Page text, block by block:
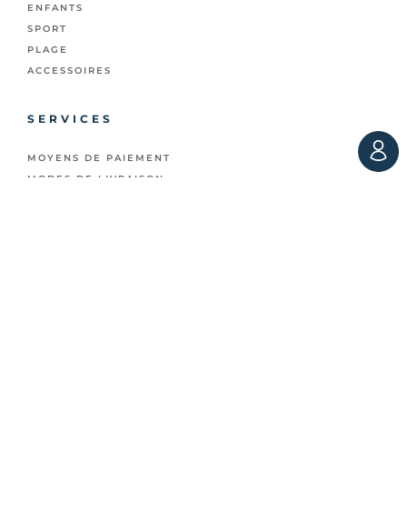
ENFANTS
SPORT
PLAGE
ACCESSOIRES
SERVICES
MOYENS DE PAIEMENT
MODES DE LIVRAISON